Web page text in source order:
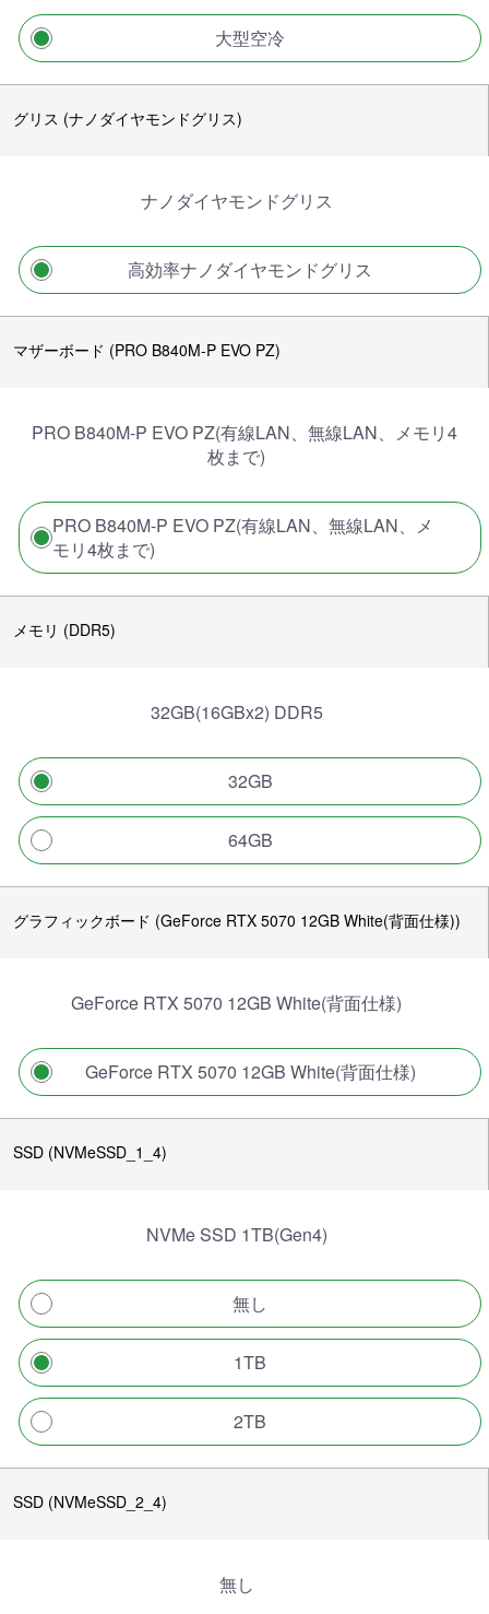
大型空冷
グリス (ナノダイヤモンドグリス)
ナノダイヤモンドグリス
高効率ナノダイヤモンドグリス
マザーボード (PRO B840M-P EVO PZ)
PRO B840M-P EVO PZ(有線LAN、無線LAN、メモリ4
枚まで)
PRO B840M-P EVO PZ(有線LAN、無線LAN、メ
モリ4枚まで)
メモリ (DDR5)
32GB(16GBx2) DDR5
32GB
64GB
グラフィックボード (GeForce RTX 5070 12GB White(背面仕様))
GeForce RTX 5070 12GB White(背面仕様)
GeForce RTX 5070 12GB White(背面仕様)
SSD (NVMeSSD_1_4)
NVMe SSD 1TB(Gen4)
無し
1TB
2TB
SSD (NVMeSSD_2_4)
無し